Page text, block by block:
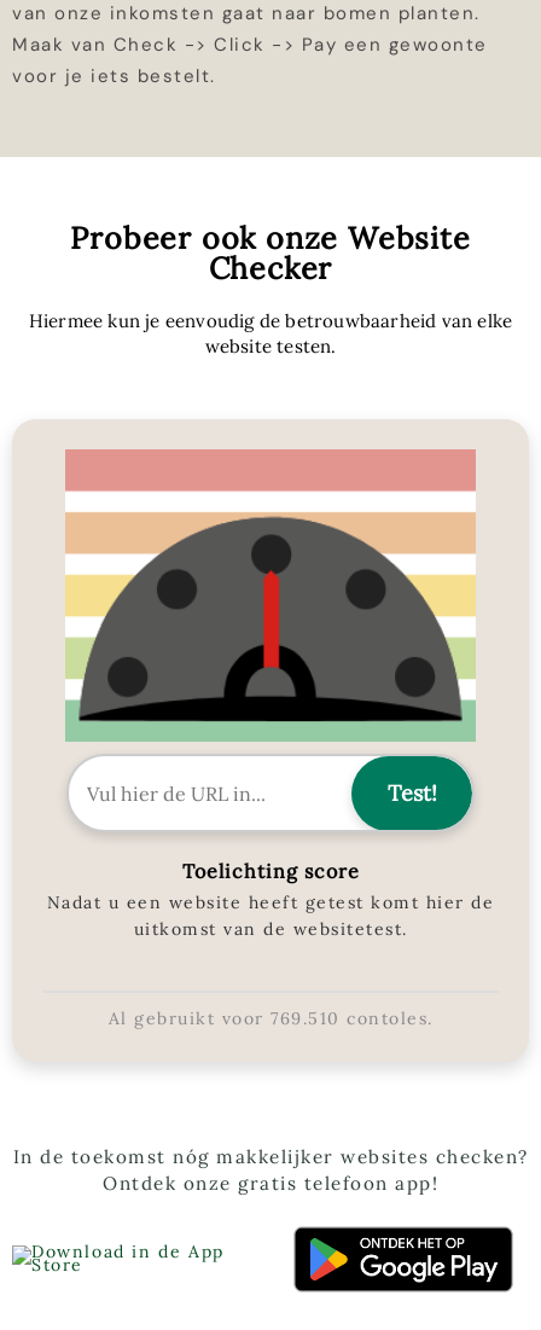
van onze inkomsten gaat naar bomen planten.
Maak van Check -> Click -> Pay een gewoonte
voor je iets bestelt.
Probeer ook onze Website
Checker
Hiermee kun je eenvoudig de betrouwbaarheid van elke
website testen.
Toelichting score
Nadat u een website heeft getest komt hier de
uitkomst van de websitetest.
Al gebruikt voor 769.510 contoles.
In de toekomst nóg makkelijker websites checken?
Ontdek onze gratis telefoon app!